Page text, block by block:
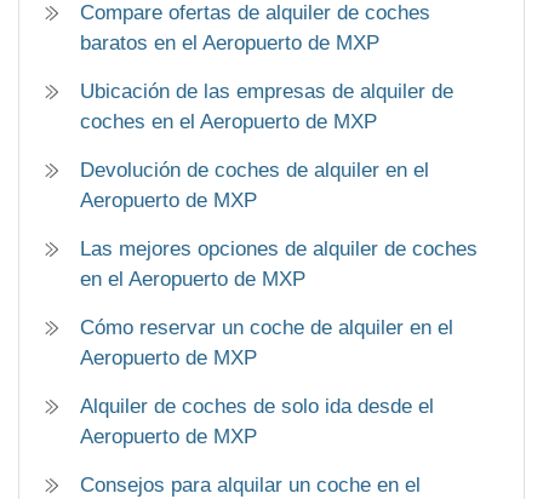
Compare ofertas de alquiler de coches
baratos en el Aeropuerto de MXP
Ubicación de las empresas de alquiler de
coches en el Aeropuerto de MXP
Devolución de coches de alquiler en el
Aeropuerto de MXP
Las mejores opciones de alquiler de coches
en el Aeropuerto de MXP
Cómo reservar un coche de alquiler en el
Aeropuerto de MXP
Alquiler de coches de solo ida desde el
Aeropuerto de MXP
Consejos para alquilar un coche en el